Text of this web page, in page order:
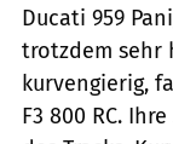
Ducati 959
trotzdem sehr
kurvengierig,
F3 800 RC.